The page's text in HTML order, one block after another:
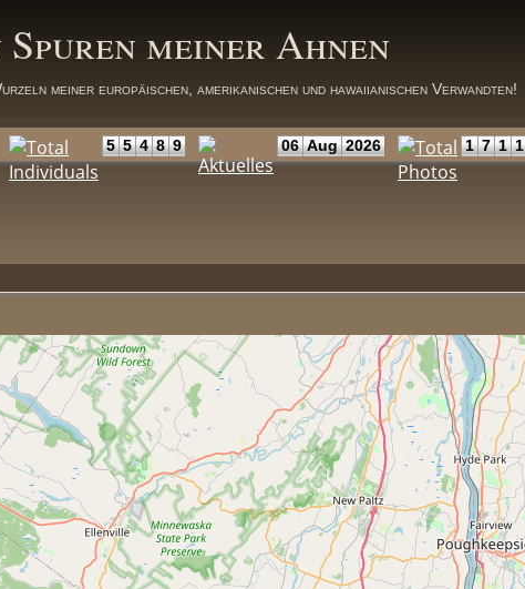
meiner Ahnen
meiner europäischen, amerikanischen und hawaiianischen Verwandten!
5 5 4 8 9 06 Aug 2026 1 7 1 1